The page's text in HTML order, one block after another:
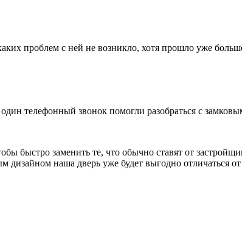
проблем с ней не возникло, хотя прошло уже
телефонный звонок помогли разобраться с
быстро заменить те, что обычно ставят от
наша дверь уже будет выгодно отличаться